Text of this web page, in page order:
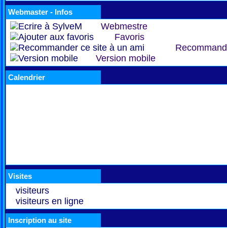
Webmaster - Infos
Webmestre
Favoris
Version mobile
Calendrier
Visites
visiteurs
visiteurs en ligne
Inscription au site